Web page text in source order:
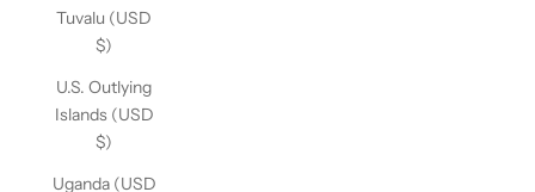
Tuvalu (USD
$)
U.S. Outlying
Islands (USD
$)
Uganda (USD